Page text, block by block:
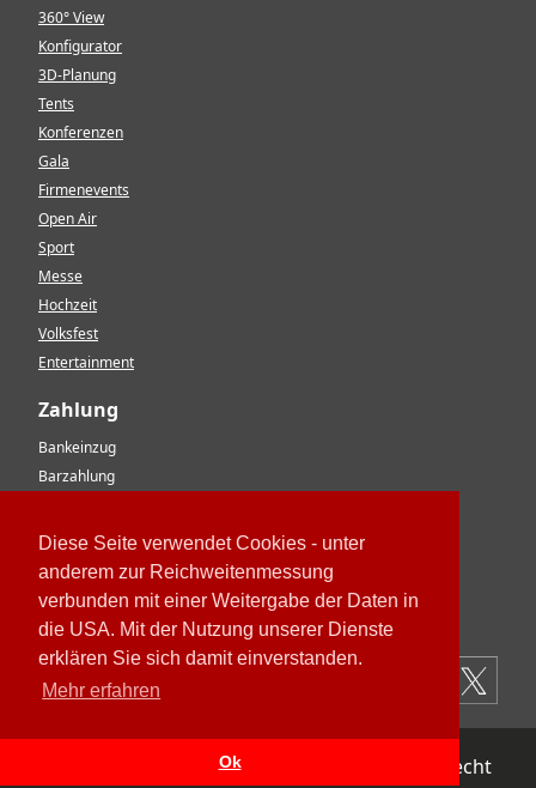
Diese Seite verwendet Cookies - unter
anderem zur Reichweitenmessung
verbunden mit einer Weitergabe der Daten in
die USA. Mit der Nutzung unserer Dienste
erklären Sie sich damit einverstanden.
Mehr erfahren
Ok
360° View
Konfigurator
3D-Planung
Tents
Konferenzen
Gala
Firmenevents
Open Air
Sport
Messe
Hochzeit
Volksfest
Entertainment
Zahlung
Bankeinzug
Barzahlung
EC-Karte
Kreditkarte
Rechnung
Paypal
Datenschutz Widerrufsrecht